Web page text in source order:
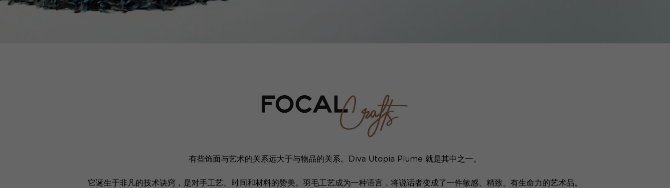
有些饰面与艺术的关系远大于与物品的关系。Diva Utopia Plume 就是其中之一。
它诞生于非凡的技术诀窍，是对手工艺、时间和材料的赞美。羽毛工艺成为一种语言，将说话者变成了一件敏感、精致、有生命力的艺术品。